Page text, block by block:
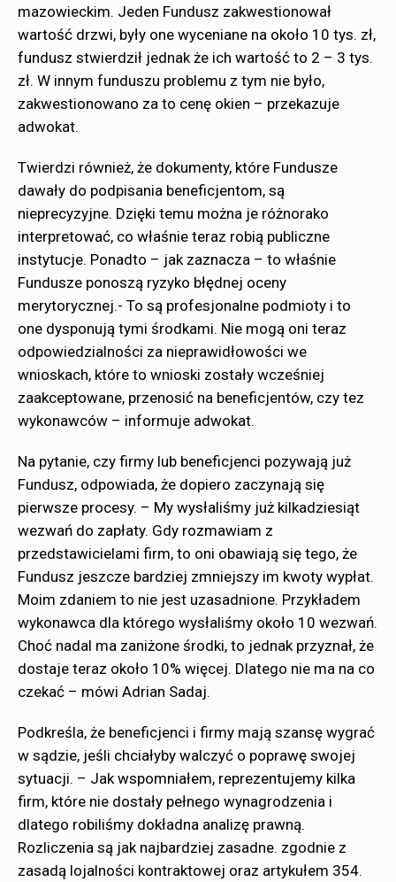
mazowieckim. Jeden Fundusz zakwestionował
wartość drzwi, były one wyceniane na około 10 tys. zł,
fundusz stwierdził jednak że ich wartość to 2 – 3 tys.
zł. W innym funduszu problemu z tym nie było,
zakwestionowano za to cenę okien – przekazuje
adwokat.
Twierdzi również, że dokumenty, które Fundusze
dawały do podpisania beneficjentom, są
nieprecyzyjne. Dzięki temu można je różnorako
interpretować, co właśnie teraz robią publiczne
instytucje. Ponadto – jak zaznacza – to właśnie
Fundusze ponoszą ryzyko błędnej oceny
merytorycznej.- To są profesjonalne podmioty i to
one dysponują tymi środkami. Nie mogą oni teraz
odpowiedzialności za nieprawidłowości we
wnioskach, które to wnioski zostały wcześniej
zaakceptowane, przenosić na beneficjentów, czy tez
wykonawców – informuje adwokat.
Na pytanie, czy firmy lub beneficjenci pozywają już
Fundusz, odpowiada, że dopiero zaczynają się
pierwsze procesy. – My wysłaliśmy już kilkadziesiąt
wezwań do zapłaty. Gdy rozmawiam z
przedstawicielami firm, to oni obawiają się tego, że
Fundusz jeszcze bardziej zmniejszy im kwoty wypłat.
Moim zdaniem to nie jest uzasadnione. Przykładem
wykonawca dla którego wysłaliśmy około 10 wezwań.
Choć nadal ma zaniżone środki, to jednak przyznał, że
dostaje teraz około 10% więcej. Dlatego nie ma na co
czekać – mówi Adrian Sadaj.
Podkreśla, że beneficjenci i firmy mają szansę wygrać
w sądzie, jeśli chciałyby walczyć o poprawę swojej
sytuacji. – Jak wspomniałem, reprezentujemy kilka
firm, które nie dostały pełnego wynagrodzenia i
dlatego robiliśmy dokładna analizę prawną.
Rozliczenia są jak najbardziej zasadne. zgodnie z
zasadą lojalności kontraktowej oraz artykułem 354.